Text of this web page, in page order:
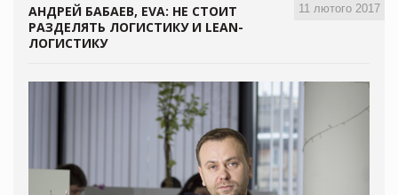
11 лютого 2017
АНДРЕЙ БАБАЕВ, EVA: НЕ СТОИТ
РАЗДЕЛЯТЬ ЛОГИСТИКУ И LEAN-
ЛОГИСТИКУ